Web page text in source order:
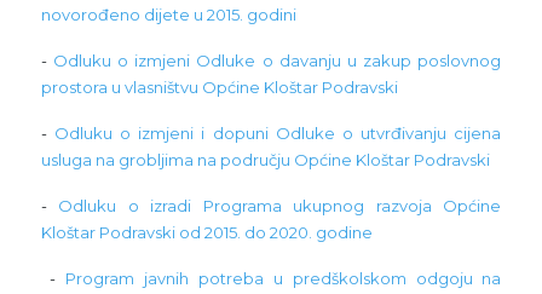
novorođeno dijete u 2015. godini
- Odluku o izmjeni Odluke o davanju u zakup poslovnog
prostora u vlasništvu Općine Kloštar Podravski
- Odluku o izmjeni i dopuni Odluke o utvrđivanju cijena
usluga na grobljima na području Općine Kloštar Podravski
- Odluku o izradi Programa ukupnog razvoja Općine
Kloštar Podravski od 2015. do 2020. godine
- Program javnih potreba u predškolskom odgoju na